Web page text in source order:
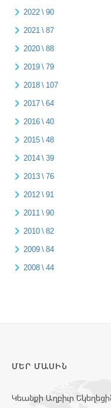
2022 \ 90
2021 \ 87
2020 \ 88
2019 \ 79
2018 \ 107
2017 \ 64
2016 \ 40
2015 \ 48
2014 \ 39
2013 \ 76
2012 \ 91
2011 \ 90
2010 \ 82
2009 \ 84
2008 \ 44
ՄԵՐ ՄԱՍԻՆ
Կեանքի Աղբիւր